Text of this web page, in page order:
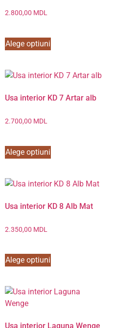
2.800,00 MDL
Alege optiuni
Usa interior KD 7 Artar alb
2.700,00 MDL
Alege optiuni
Usa interior KD 8 Alb Mat
2.350,00 MDL
Alege optiuni
Usa interior Laguna Wenge